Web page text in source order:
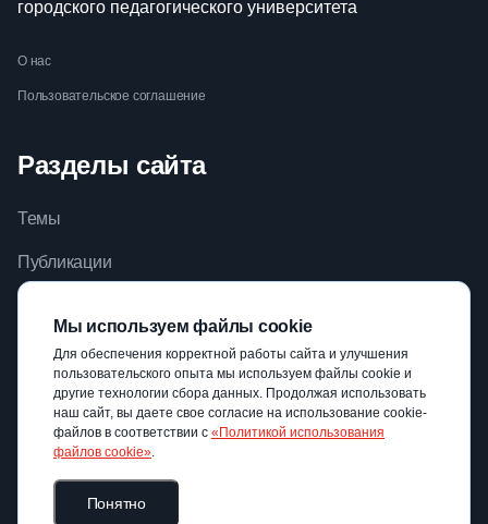
городского педагогического университета
О нас
Пользовательское соглашение
Разделы сайта
Темы
Публикации
Библиотека
Авторы
© ГАОУ ВО МГПУ, 2022 — 2026
Мы используем файлы cookie
Для обеспечения корректной работы сайта и улучшения
пользовательского опыта мы используем файлы cookie и
другие технологии сбора данных. Продолжая использовать
наш сайт, вы даете свое согласие на использование cookie-
файлов в соответствии с «Политикой использования
файлов cookie».
Понятно